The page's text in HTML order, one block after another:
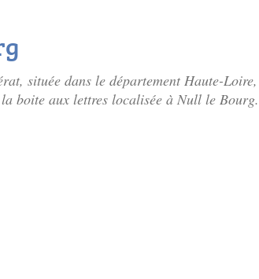
située dans le département Haute-Loire,
boite aux lettres localisée à Null le Bourg.